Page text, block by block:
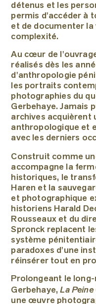
détenus et les
permis d'accéder à
et de documenter
complexité.
Au cœur de
réalisés dès les
d'anthropologie
les portraits
photographies du
Gerbehaye. Jamais
archives acquièrent
anthropologique et
avec les derniers
Construit comme
accompagne la
historiques, le
Haren et la
et photographique
historiens Harald
Rousseaux et du
Spronck replacent
système
paradoxes d'une
réinsérer tout en
Prolongeant le
Gerbehaye,La Peine
une œuvre